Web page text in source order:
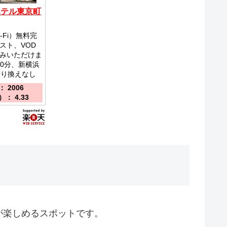
ル東京町
Fi）無料完
ト、VOD
いただけま
分、新横浜
換えなし
2006
： 4.33
しめるスポットです。